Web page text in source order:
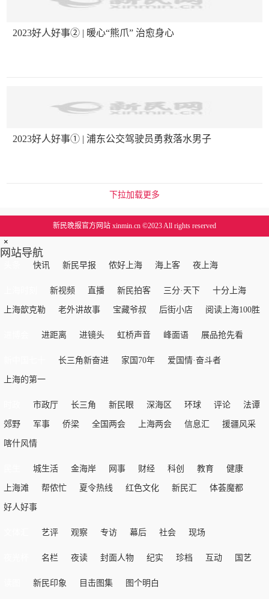
2023好人好事② | 暖心“熊爪” 治愈身心
2023好人好事① | 浦东公交驾驶员勇救落水男子
下拉加载更多
新民晚报官方网站 xinmin.cn ©2023 All rights reserved
×
网站导航
快讯 新民早报 侬好上海 海上客 夜上海
新视频 直播 新民拍客 三分·天下 十分上海
上海歆克勒 老外讲故事 宝藏爷叔 后街小店 阅读上海100胜
进距离 进镜头 虹桥声音 峰面语 展品抢先看
长三角新奋进 家国70年 爱国情·奋斗者
上海的第一
市政厅 长三角 新民眼 深海区 环球 评论 法谭
郊野 军事 侨梁 全国两会 上海两会 信息汇 援疆风采
喀什风情
城生活 金海岸 网事 财经 科创 教育 健康
上海滩 帮侬忙 夏令热线 红色文化 新民汇 体荟魔都
好人好事
艺评 观察 专访 幕后 社会 现场
名栏 夜读 封面人物 纪实 珍档 互动 国艺
新民印象 目击图集 图个明白